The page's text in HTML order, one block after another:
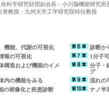
科学研究財団副会長・小川脳機能研究所
教授・九州大学工学研究院特任教授
機能、代謝の可視化
報の可視化
構造および機能のイメ
内の機能をみる
の画像化と疾患診断
診断か
1分子
分子・
グ
流れの
ナノ半